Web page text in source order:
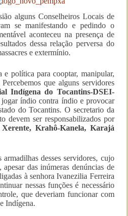
alguns Conselheiros Locais de
se manifestando e pedindo o
aconteceu na presença de
dessa relação perversa do
e extermínio.
e política para cooptar, manipular,
que alguns servidores
Indígena do Tocantins-DSEI-
índio contra índio e provocar
do Tocantins. O secretario da
ser responsabilizados por
Krahô-Kanela, Karajá
desses servidores, cujo
das inúmeras denúncias de
à senhora Ivanezilia Ferreira
nessas funções é necessário
que deveriam funcionar com
Indígena.